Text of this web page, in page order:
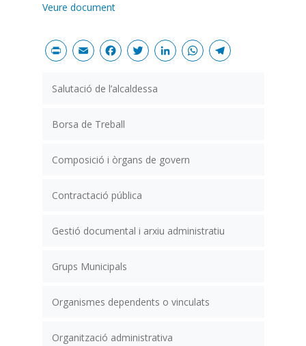
Salutació de l’alcaldessa
Borsa de Treball
Composició i òrgans de govern
Contractació pública
Gestió documental i arxiu administratiu
Grups Municipals
Organismes dependents o vinculats
Organització administrativa
Veure document
PrintEmailFacebook
Twitter
LinkedIn